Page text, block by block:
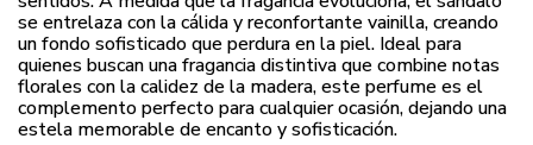
se entrelaza con la cálida y reconfortante vainilla, creando
un fondo sofisticado que perdura en la piel. Ideal para
quienes buscan una fragancia distintiva que combine notas
florales con la calidez de la madera, este perfume es el
complemento perfecto para cualquier ocasión, dejando una
estela memorable de encanto y sofisticación.